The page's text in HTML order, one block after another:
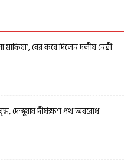
বের করে দিলেন দলীয় নেত্রী
দেন্দুয়ায় দীর্ঘক্ষণ পথ অবরোধ